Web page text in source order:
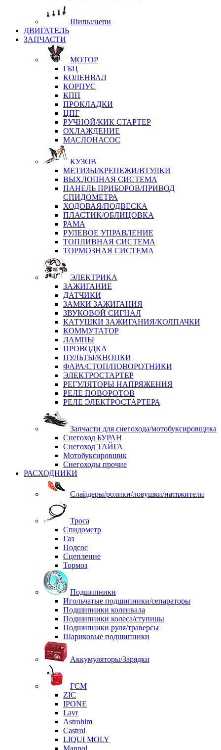
Шипы/цепи
ДВИГАТЕЛЬ
ЗАПЧАСТИ
МОТОР
ГБЦ
КОЛЕНВАЛ
КОРПУС
КПП
ПРОКЛАДКИ
ЦПГ
РУЧНОЙ/КИК СТАРТЕР
ОХЛАЖДЕНИЕ
МАСЛОНАСОС
КУЗОВ
МЕТИЗЫ/КРЕПЕЖИ/ВТУЛКИ
ВЫХЛОПНАЯ СИСТЕМА
ПАНЕЛЬ ПРИБОРОВ/ПРИВОД
СПИДОМЕТРА
ХОДОВАЯ/ПОДВЕСКА
ПЛАСТИК/ОБЛИЦОВКА
РАМА
РУЛЕВОЕ УПРАВЛЕНИЕ
ТОПЛИВНАЯ СИСТЕМА
ТОРМОЗНАЯ СИСТЕМА
ЭЛЕКТРИКА
ЗАЖИГАНИЕ
ДАТЧИКИ
ЗАМКИ ЗАЖИГАНИЯ
ЗВУКОВОЙ СИГНАЛ
КАТУШКИ ЗАЖИГАНИЯ/КОЛПАЧКИ
КОММУТАТОР
ЛАМПЫ
ПРОВОДКА
ПУЛЬТЫ/КНОПКИ
ФАРА/СТОП/ПОВОРОТНИКИ
ЭЛЕКТРОСТАРТЕР
РЕГУЛЯТОРЫ НАПРЯЖЕНИЯ
РЕЛЕ ПОВОРОТОВ
РЕЛЕ ЭЛЕКТРОСТАРТЕРА
Запчасти для снегохода/мотобуксировщика
Снегоход БУРАН
Снегоход ТАЙГА
Мотобуксировщик
Снегоходы прочие
РАСХОДНИКИ
Слайдеры/ролики/ловушки/натяжители
Троса
Спидометр
Газ
Подсос
Сцепление
Тормоз
Подшипники
Игольчатые подшипники/сепараторы
Подшипники коленвала
Подшипники колеса/ступицы
Подшипники руля/траверсы
Шариковые подшипники
Аккумуляторы/Зарядки
ГСМ
ZIC
IPONE
Lavr
Astrohim
Castrol
LIQUI MOLY